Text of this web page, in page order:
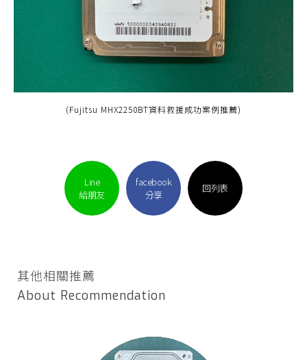
(Fujitsu MHX2250BT資料救援成功案例推薦)
Line
給朋友
facebook
分享
回列表
其他相關推薦
About Recommendation